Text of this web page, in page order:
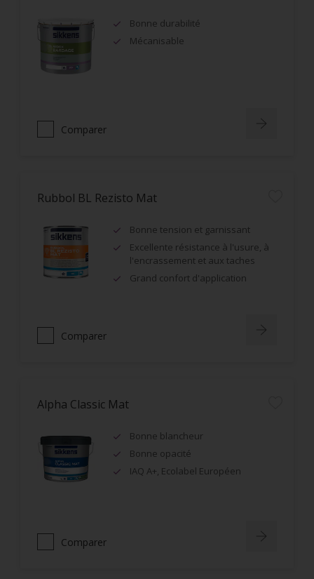
Bonne durabilité
Mécanisable
Comparer
Rubbol BL Rezisto Mat
Bonne tension et garnissant
Excellente résistance à l'usure, à
l'encrassement et aux taches
Grand confort d'application
Comparer
Alpha Classic Mat
Bonne blancheur
Bonne opacité
IAQ A+, Ecolabel Européen
Comparer